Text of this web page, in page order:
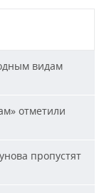
видам
отметили
пропустят